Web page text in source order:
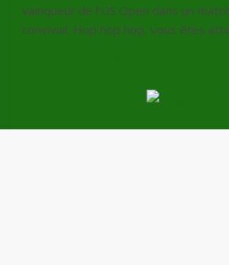
vainqueur de l’US Open dans un
convivial. Hop hop hop, vous êtes